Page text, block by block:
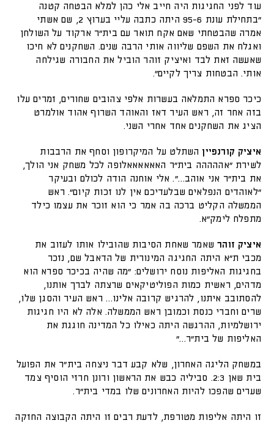
עוד לפני החגיגות היה חייב אלי כהן למלא הבטחה קטנה
"בתחילת עונת 95-6 היתה כתבה עליי בערוץ 2, שם אשתי
אמרה שהבטחתי שאם אקח תואר עם בית"ר ארקוד על השולחן
ואגלח את השפם שליווה אותי הרבה שנים. השחקנים לא חיכו
שאעשה זאת לבד ואיציק זוהר הוביל את החבורה שגילחה
אותי. הבטחות צריך לקיים".
כיכר ספרא התמלאה בעשרות אלפי צהובים שחורים, זמרים עלו
בזה אחר זה, ראש העיר דאז והאוהד השרוף אהוד אולמרט
הציג את השחקנים אחד אחרי השני.
איציק קורנפיין השתלט על המיקרופון וסחף את הרבבות
לשירת "אההההה בית"ר האאאאאאלופה לכל משחק אני הולך,
את בית"ר אני אוהב…". אלי אוחנה הודה לכולם ובעיקר
"לאוהדים הנפלאים שבלעדיכם אין לנו זכות קיום". ראש
הממשלה הקליט ברכה בה אמר כי הוא זוכר את עצמו כילד
מתפלח לימק"א.
איציק זוהרשאמר שאחת הסיבות שהובילו אותו לעזוב את
מכבי ת"א היתה החגיגה המינורית של הדאבל שם, נזכר
בחגיגות האליפות נוסח ירושלים: "מה שהיה בכיכר ספרא הוא
מדהים, ראשית כמות הפוליטיקאים שרצתה לברך אותנו,
להסתובב איתנו, להרגיש קרובה אלינו… ראש העיר והסגן שלו,
שרים וחברי כנסת וכמובן ראש הממשלה. אלה לא היו חגיגות
ירושלמיות, ההרגשה היתה כאילו כל המדינה חוגגת את
האליפות של בית"ר…"
במשחק הליגה האחרון, שלא קבע דבר ניצחה בית"ר את הפועל
בית שאן 2:3. סביליה כבש את הראשון ורונן חרזי הוסיף צמד
שערים שהפכו להיות האחרונים שלו במדי בית"ר.
זו היתה אליפות מטורפת, לדעת רבים זו היתה הקבוצה החזקה